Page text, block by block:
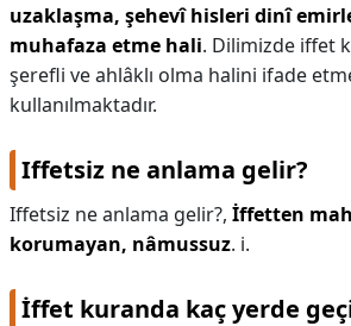
uzaklaşma, şehevî hisleri dinî
muhafaza etme hali. Dilimizde iffet
şerefli ve ahlâklı olma halini ifade
kullanılmaktadır.
Iffetsiz ne anlama gelir?
Iffetsiz ne anlama gelir?, İffetten
korumayan, nâmussuz. i.
İffet kuranda kaç yerde